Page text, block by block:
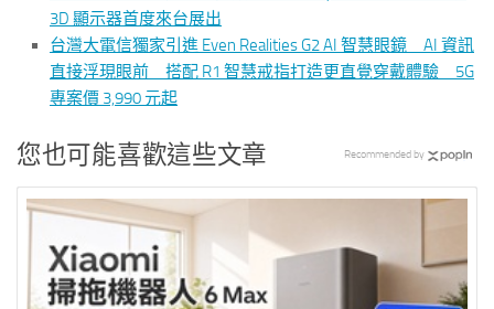
3D 顯示器首度來台展出
台灣大電信獨家引進 Even Realities G2 AI 智慧眼鏡 AI 資訊
直接浮現眼前 搭配 R1 智慧戒指打造更直覺穿戴體驗 5G
專案價 3,990 元起
您也可能喜歡這些文章 Recommended by